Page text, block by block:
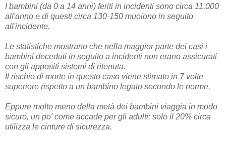
I bambini (da 0 a 14 anni) feriti in incidenti sono circa 11.000
all'anno e di questi circa 130-150 muoiono in seguito
all'incidente.
Le statistiche mostrano che nella maggior parte dei casi i
bambini deceduti in seguito a incidenti non erano assicurati
con gli appositi sistemi di ritenuta.
Il rischio di morte in questo caso viene stimato in 7 volte
superiore rispetto a un bambino legato secondo le norme.
Eppure molto meno della metà dei bambini viaggia in modo
sicuro, un po' come accade per gli adulti: solo il 20% circa
utilizza le cinture di sicurezza.